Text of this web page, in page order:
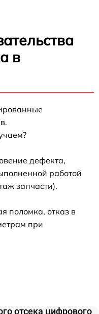
в
дефекта,
работой
запчасти).
поломка, отказ в
при
отсека цифрового